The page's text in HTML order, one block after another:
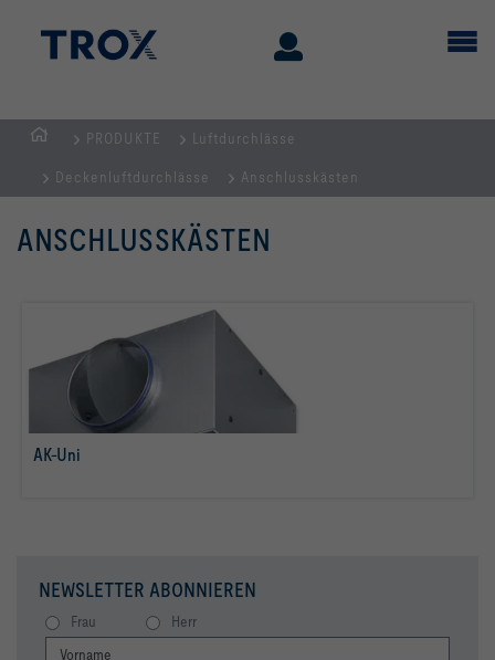
PRODUKTE Luftdurchlässe
Deckenluftdurchlässe Anschlusskästen
ANSCHLUSSKÄSTEN
AK-Uni
NEWSLETTER ABONNIEREN
Frau Herr